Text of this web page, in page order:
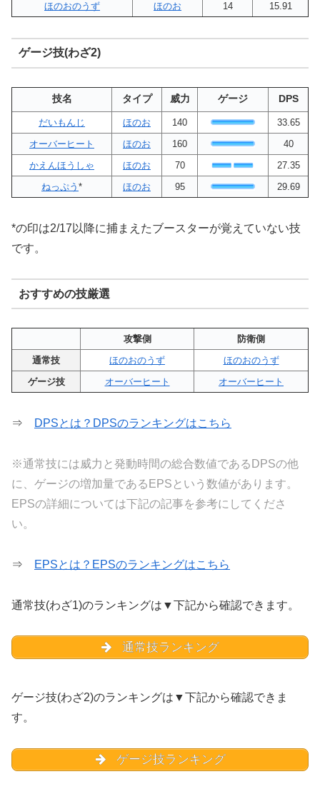
ほのおのうず ほのお 14 15.91
ゲージ技(わざ2)
技名 タイプ 威力 ゲージ DPS
だいもんじ ほのお 140
33.65
オーバーヒート
ほのお 160
40
かえんほうしゃ
ほのお 70
27.35
ねっぷう * ほのお 95 29.69
*の印は2/17以降に捕まえたブースターが覚えていない技
です。
おすすめの技厳選
攻撃側
防衛側
通常技
ほのおのうず
ほのおのうず
ゲージ技
オーバーヒート オーバーヒート
⇒ DPSとは？DPSのランキングはこちら
※通常技には威力と発動時間の総合数値であるDPSの他
に、ゲージの増加量であるEPSという数値があります。
EPSの詳細については下記の記事を参考にしてくださ
い。
⇒ EPSとは？EPSのランキングはこちら
通常技(わざ1)のランキングは▼下記から確認できます。
通常技ランキング
ゲージ技(わざ2)のランキングは▼下記から確認できま
す。
ゲージ技ランキング